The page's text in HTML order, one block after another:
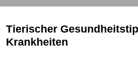
Tierischer
Krankheiten